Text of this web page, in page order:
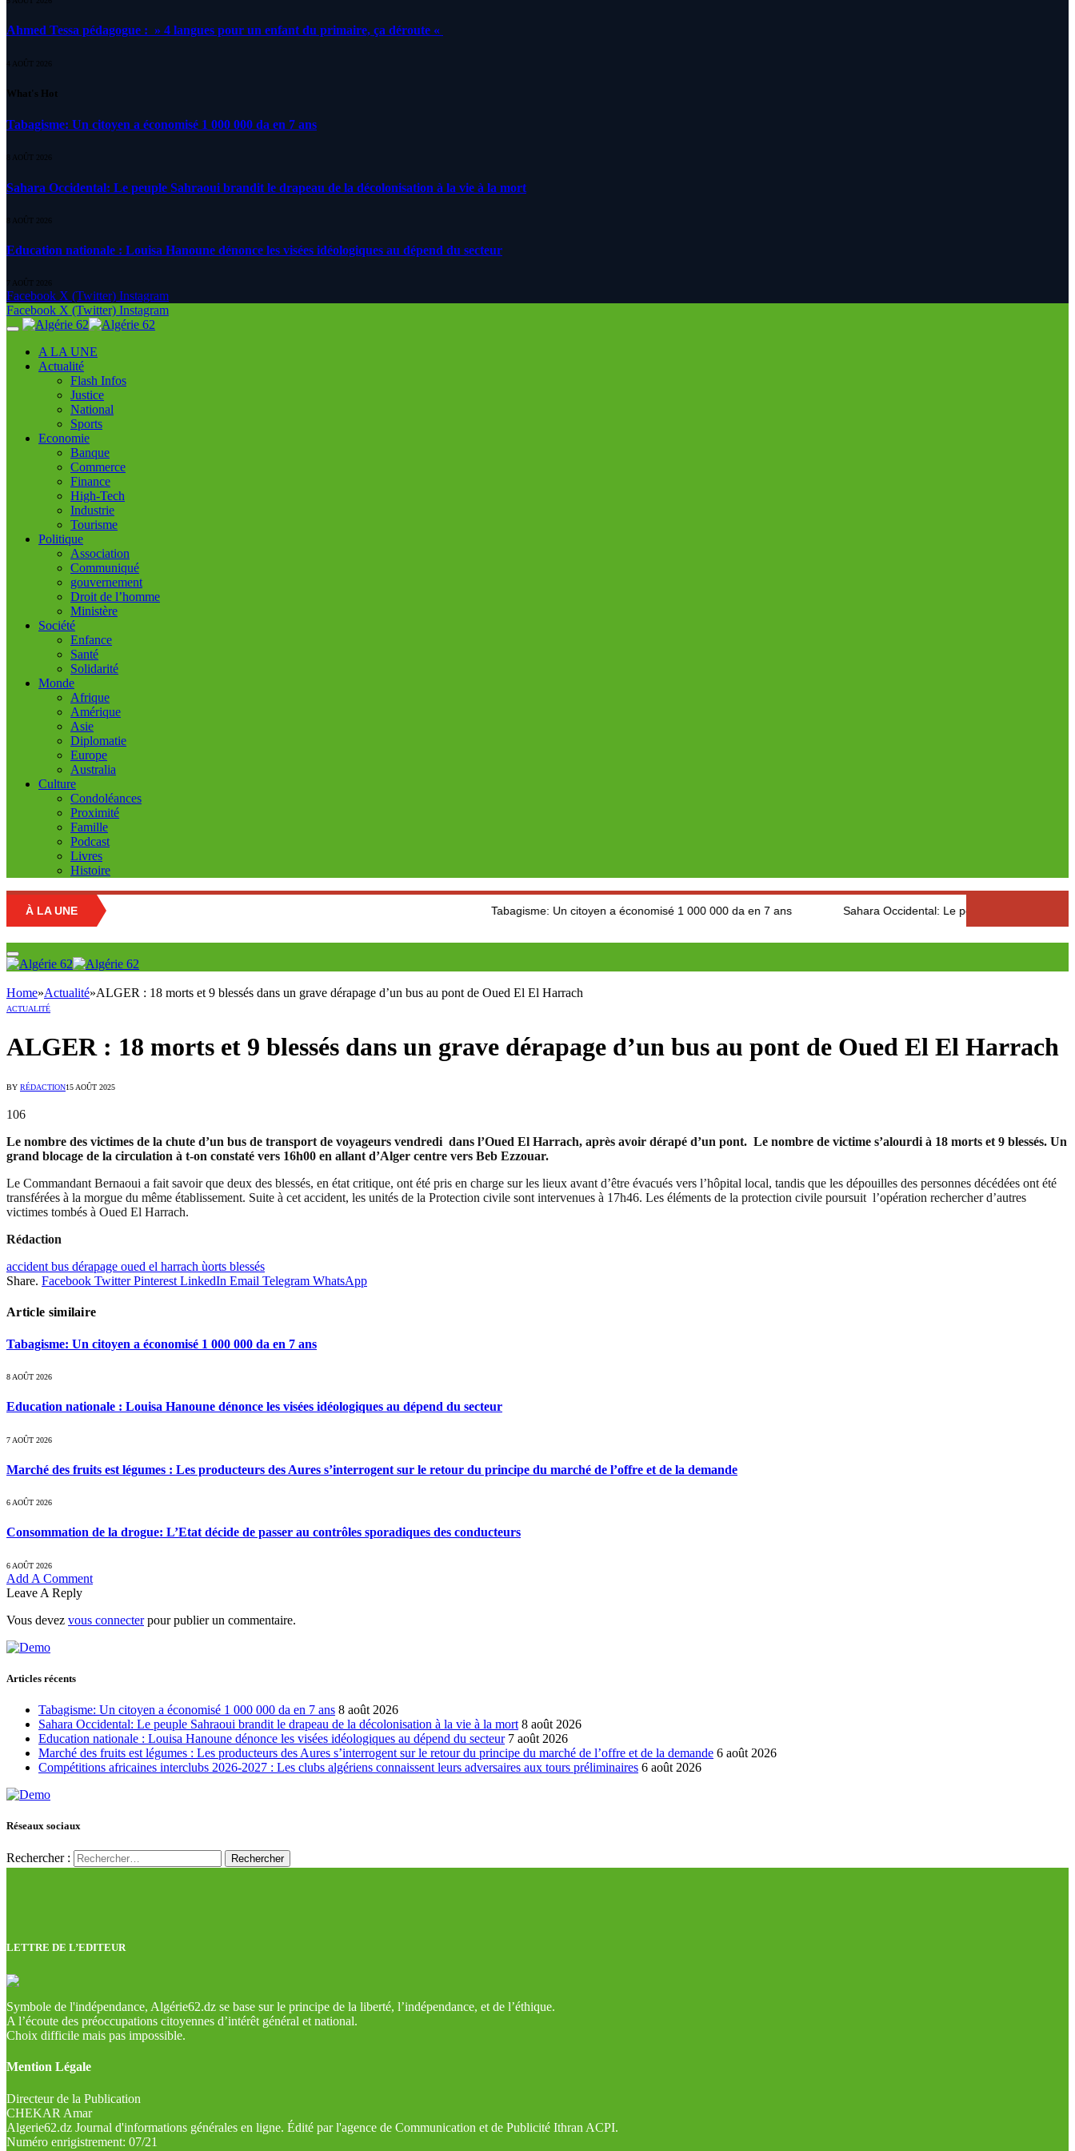
Ahmed Tessa pédagogue : » 4 langues pour un enfant du primaire, ça déroute «
4 AOÛT 2026
What's Hot
Tabagisme: Un citoyen a économisé 1 000 000 da en 7 ans
8 AOÛT 2026
Sahara Occidental: Le peuple Sahraoui brandit le drapeau de la décolonisation à la vie à la mort
8 AOÛT 2026
Education nationale : Louisa Hanoune dénonce les visées idéologiques au dépend du secteur
7 AOÛT 2026
Facebook X (Twitter) Instagram
Facebook X (Twitter) Instagram
A LA UNE
Actualité
Flash Infos
Justice
National
Sports
Economie
Banque
Commerce
Finance
High-Tech
Industrie
Tourisme
Politique
Association
Communiqué
gouvernement
Droit de l’homme
Ministère
Société
Enfance
Santé
Solidarité
Monde
Afrique
Amérique
Asie
Diplomatie
Europe
Australia
Culture
Condoléances
Proximité
Famille
Podcast
Livres
Histoire
À LA UNE Tabagisme: Un citoyen a économisé 1 000 000 da en 7 ans Sahara Occidental: Le peuple Sahraoui brandit le drapeau
Home»Actualité»ALGER : 18 morts et 9 blessés dans un grave dérapage d’un bus au pont de Oued El El Harrach
ACTUALITÉ
ALGER : 18 morts et 9 blessés dans un grave dérapage d’un bus au pont de Oued El El Harrach
BY RÉDACTION15 AOÛT 2025
106
Le nombre des victimes de la chute d’un bus de transport de voyageurs vendredi dans l’Oued El Harrach, après avoir dérapé d’un pont. Le nombre de victime s’alourdi à 18 morts et 9 blessés. Un
grand blocage de la circulation à t-on constaté vers 16h00 en allant d’Alger centre vers Beb Ezzouar.
Le Commandant Bernaoui a fait savoir que deux des blessés, en état critique, ont été pris en charge sur les lieux avant d’être évacués vers l’hôpital local, tandis que les dépouilles des personnes décédées ont été
transférées à la morgue du même établissement. Suite à cet accident, les unités de la Protection civile sont intervenues à 17h46. Les éléments de la protection civile poursuit l’opération rechercher d’autres
victimes tombés à Oued El Harrach.
Rédaction
accident bus dérapage oued el harrach ùorts blessés
Share. Facebook Twitter Pinterest LinkedIn Email Telegram WhatsApp
Article similaire
Tabagisme: Un citoyen a économisé 1 000 000 da en 7 ans
8 AOÛT 2026
Education nationale : Louisa Hanoune dénonce les visées idéologiques au dépend du secteur
7 AOÛT 2026
Marché des fruits est légumes : Les producteurs des Aures s’interrogent sur le retour du principe du marché de l’offre et de la demande
6 AOÛT 2026
Consommation de la drogue: L’Etat décide de passer au contrôles sporadiques des conducteurs
6 AOÛT 2026
Add A Comment
Leave A Reply
Vous devez vous connecterpour publier un commentaire.
Articles récents
Tabagisme: Un citoyen a économisé 1 000 000 da en 7 ans 8 août 2026
Sahara Occidental: Le peuple Sahraoui brandit le drapeau de la décolonisation à la vie à la mort 8 août 2026
Education nationale : Louisa Hanoune dénonce les visées idéologiques au dépend du secteur 7 août 2026
Marché des fruits est légumes : Les producteurs des Aures s’interrogent sur le retour du principe du marché de l’offre et de la demande 6 août 2026
Compétitions africaines interclubs 2026-2027 : Les clubs algériens connaissent leurs adversaires aux tours préliminaires 6 août 2026
Réseaux sociaux
Rechercher :
LETTRE DE L’EDITEUR
Symbole de l'indépendance, Algérie62.dz se base sur le principe de la liberté, l’indépendance, et de l’éthique.
A l’écoute des préoccupations citoyennes d’intérêt général et national.
Choix difficile mais pas impossible.
Mention Légale
Directeur de la Publication
CHEKAR Amar
Algerie62.dz Journal d'informations générales en ligne. Édité par l'agence de Communication et de Publicité Ithran ACPI.
Numéro enrigistrement: 07/21